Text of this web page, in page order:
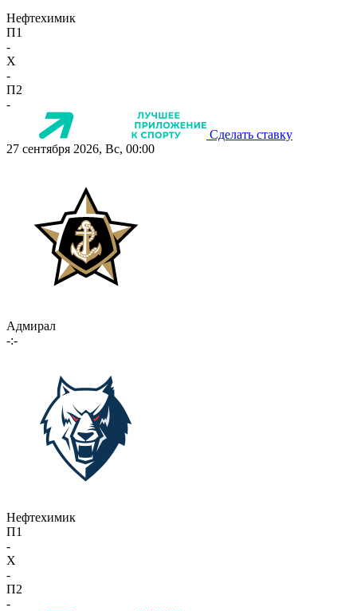
Нефтехимик
П1
-
X
-
П2
-
Сделать ставку
27 сентября 2026, Вс, 00:00
Адмирал
-:-
Нефтехимик
П1
-
X
-
П2
-